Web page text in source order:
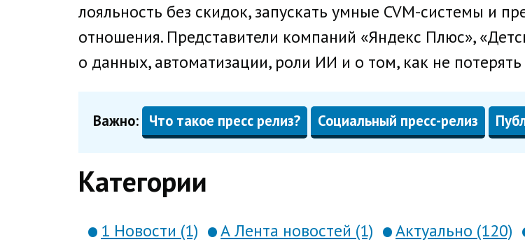
лояльность без скидок, запускать умные CVM-системы и
отношения. Представители компаний «Яндекс Плюс»,
о данных, автоматизации, роли ИИ и о том, как не потерять
Важно: Что такое пресс релиз? Социальный пресс-релиз
Категории
1 Новости (1) А Лента новостей (1) Актуально (120)